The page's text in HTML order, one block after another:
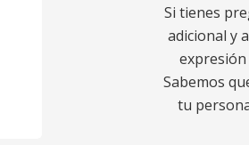
Si tienes
adicional y
expresión
Sabemos
tu